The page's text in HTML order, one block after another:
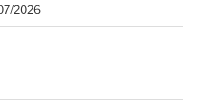
2026